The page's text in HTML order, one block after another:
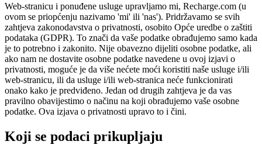
Web-stranicu i ponuđene usluge upravljamo mi, Recharge.com (u
ovom se priopćenju nazivamo 'mi' ili 'nas'). Pridržavamo se svih
zahtjeva zakonodavstva o privatnosti, osobito Opće uredbe o zaštiti
podataka (GDPR). To znači da vaše podatke obrađujemo samo kada
je to potrebno i zakonito. Nije obavezno dijeliti osobne podatke, ali
ako nam ne dostavite osobne podatke navedene u ovoj izjavi o
privatnosti, moguće je da više nećete moći koristiti naše usluge i/ili
web-stranicu, ili da usluge i/ili web-stranica neće funkcionirati
onako kako je predviđeno. Jedan od drugih zahtjeva je da vas
pravilno obavijestimo o načinu na koji obrađujemo vaše osobne
podatke. Ova izjava o privatnosti upravo to i čini.
Koji se podaci prikupljaju